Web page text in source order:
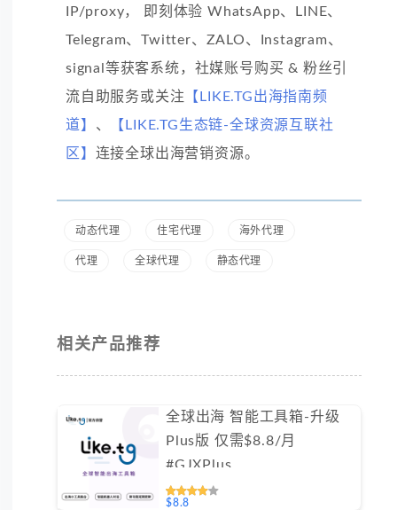
IP/proxy， 即刻体验 WhatsApp、LINE、
Telegram、Twitter、ZALO、Instagram、
signal等获客系统，社媒账号购买 & 粉丝引
流自助服务或关注 【LIKE.TG出海指南频
道】 、
【LIKE.TG生态链-全球资源互联社
区】 连接全球出海营销资源。
动态代理 住宅代理 海外代理
代理 全球代理 静态代理
相关产品推荐
全球出海 智能工具箱-升级
Plus版 仅需$8.8/月
#GJXPlus
$8.8